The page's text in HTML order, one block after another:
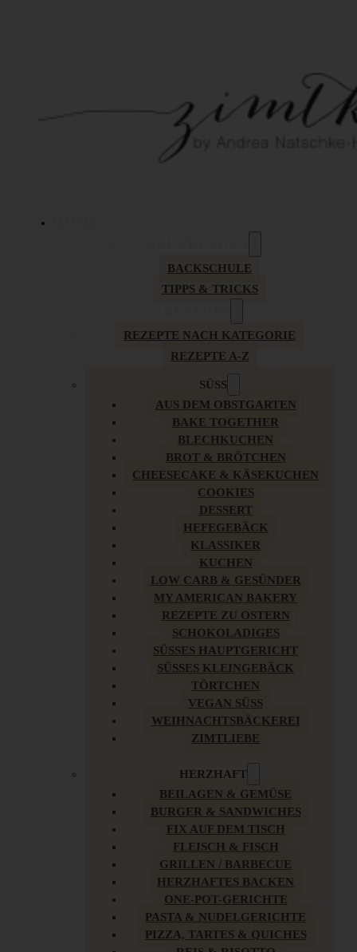
BACKSCHULE
TIPPS & TRICKS
REZEPTE NACH KATEGORIE
REZEPTE A-Z
SÜSS
AUS DEM OBSTGARTEN
BAKE TOGETHER
BLECHKUCHEN
BROT & BRÖTCHEN
CHEESECAKE & KÄSEKUCHEN
COOKIES
DESSERT
HEFEGEBÄCK
KLASSIKER
KUCHEN
LOW CARB & GESÜNDER
MY AMERICAN BAKERY
REZEPTE ZU OSTERN
SCHOKOLADIGES
SÜSSES HAUPTGERICHT
SÜSSES KLEINGEBÄCK
TÖRTCHEN
VEGAN SÜSS
WEIHNACHTSBÄCKEREI
ZIMTLIEBE
HERZHAFT
BEILAGEN & GEMÜSE
BURGER & SANDWICHES
FIX AUF DEM TISCH
FLEISCH & FISCH
GRILLEN / BARBECUE
HERZHAFTES BACKEN
ONE-POT-GERICHTE
PASTA & NUDELGERICHTE
PIZZA, TARTES & QUICHES